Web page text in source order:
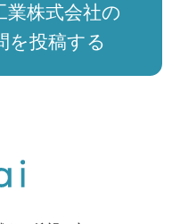
業株式会社の
を投稿する